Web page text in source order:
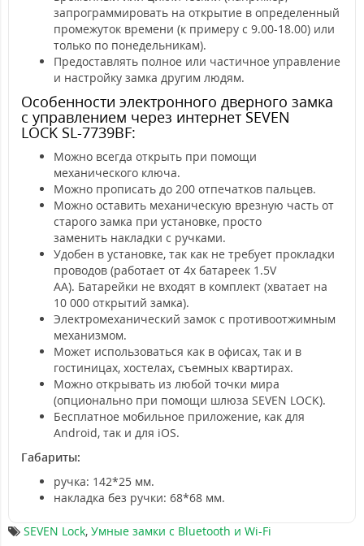
запрограммировать на открытие в определенный
промежуток времени (к примеру с 9.00-18.00) или
только по понедельникам).
Предоставлять полное или частичное управление
и настройку замка другим людям.
Особенности электронного дверного замка
с управлением через интернет SEVEN
LOCK SL-7739BF:
Можно всегда открыть при помощи
механического ключа.
Можно прописать до 200 отпечатков пальцев.
Можно оставить механическую врезную часть от
старого замка при установке, просто
заменить накладки с ручками.
Удобен в установке, так как не требует прокладки
проводов (работает от 4х батареек 1.5V
АА). Батарейки не входят в комплект (хватает на
10 000 открытий замка).
Электромеханический замок c противоотжимным
механизмом.
Может использоваться как в офисах, так и в
гостиницах, хостелах, съемных квартирах.
Можно открывать из любой точки мира
(опционально при помощи шлюза SEVEN LOCK).
Бесплатное мобильное приложение, как для
Android, так и для iOS.
Габариты:
ручка: 142*25 мм.
накладка без ручки: 68*68 мм.
SEVEN Lock, Умные замки с Bluetooth и Wi-Fi